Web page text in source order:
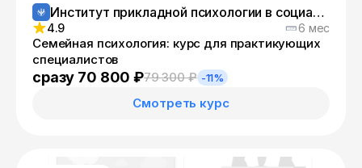
Институт прикладной психологии в социальной сфере
4.9 6 мес
Семейная психология: курс для практикующих
специалистов
сразу 70 800 ₽79 300 ₽ -11%
Смотреть курс